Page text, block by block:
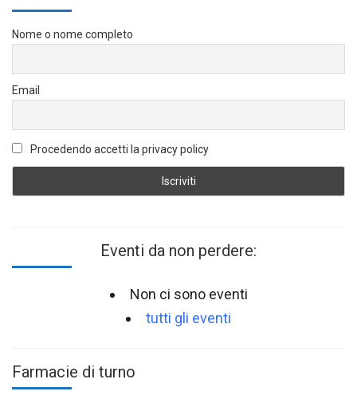
Nome o nome completo
Email
Procedendo accetti la privacy policy
Eventi da non perdere:
Non ci sono eventi
tutti gli eventi
Farmacie di turno